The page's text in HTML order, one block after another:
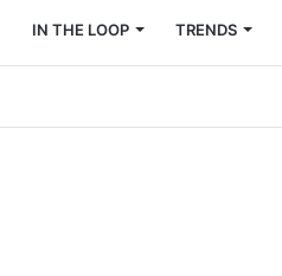
IN THE LOOP TRENDS